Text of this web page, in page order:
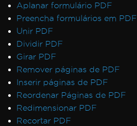
Aplanar formulário PDF
Preencha formulários em PDF
Unir PDF
Dividir PDF
Girar PDF
Remover páginas de PDF
Inserir páginas de PDF
Reordenar Páginas de PDF
Redimensionar PDF
Recortar PDF